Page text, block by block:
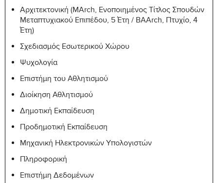
Course
ID
Course Title
ECTS
Credits
ENGR-
300
Engineering Economy
150
Introduction to
Entrepreneurship
SECTION: F LANGUAGE REQUIREMENTS
Min. ECTS Credits: 6 Max. ECTS Credits: 6
Course ID Course Title
Αρχιτεκτονική (MArch, Ενοποιημένος Τίτλος Σπουδών
Μεταπτυχιακού Επιπέδου, 5 Έτη / BAArch, Πτυχίο, 4
Έτη)
Σχεδιασμός Εσωτερικού Χώρου
Ψυχολογία
Επιστήμη του Αθλητισμού
Διοίκηση Αθλητισμού
Δημοτική Εκπαίδευση
Προδημοτική Εκπαίδευση
Μηχανική Ηλεκτρονικών Υπολογιστών
Πληροφορική
Επιστήμη Δεδομένων